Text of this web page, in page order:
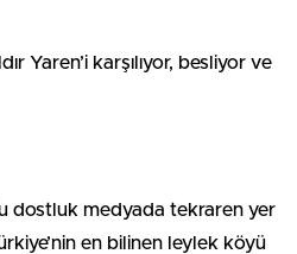
Yaren’i karşılıyor, besliyor ve
dostluk medyada tekraren yer
en bilinen leylek köyü